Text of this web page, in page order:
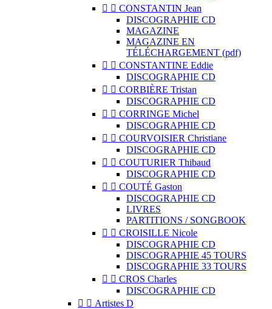
  CONSTANTIN Jean
DISCOGRAPHIE CD
MAGAZINE
MAGAZINE EN
TÉLÉCHARGEMENT (pdf)
  CONSTANTINE Eddie
DISCOGRAPHIE CD
  CORBIÈRE Tristan
DISCOGRAPHIE CD
  CORRINGE Michel
DISCOGRAPHIE CD
  COURVOISIER Christiane
DISCOGRAPHIE CD
  COUTURIER Thibaud
DISCOGRAPHIE CD
  COUTÉ Gaston
DISCOGRAPHIE CD
LIVRES
PARTITIONS / SONGBOOK
  CROISILLE Nicole
DISCOGRAPHIE CD
DISCOGRAPHIE 45 TOURS
DISCOGRAPHIE 33 TOURS
  CROS Charles
DISCOGRAPHIE CD
  Artistes D